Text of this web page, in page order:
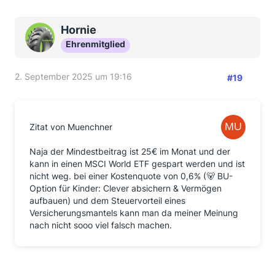
Hornie
Ehrenmitglied
2. September 2025 um 19:16 #19
Zitat von Muenchner
Naja der Mindestbeitrag ist 25€ im Monat und der
kann in einen MSCI World ETF gespart werden und ist
nicht weg. bei einer Kostenquote von 0,6% (🐻 BU-
Option für Kinder: Clever absichern & Vermögen
aufbauen) und dem Steuervorteil eines
Versicherungsmantels kann man da meiner Meinung
nach nicht sooo viel falsch machen.